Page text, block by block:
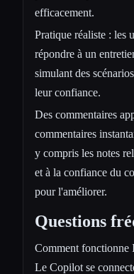
efficacement.
Pratique réaliste : les
répondre à un
simulant des
leur confiance.
Des commentaires
commentaires
y compris les notes
et à la confiance du
pour l'améliorer.
Questions
Comment fonctionne
Le Copilot se